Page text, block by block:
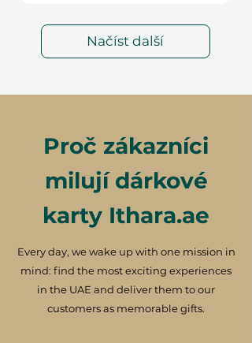
Načíst další
Proč zákazníci
milují dárkové
karty Ithara.ae
Every day, we wake up with one mission in
mind: find the most exciting experiences
in the UAE and deliver them to our
customers as memorable gifts.